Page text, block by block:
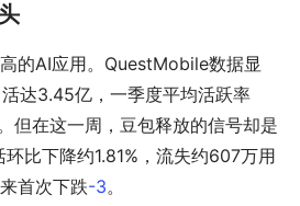
的AI应用。QuestMobile数据显
达3.45亿，一季度平均活跃率
但在这一周，豆包释放的信号却是
比下降约1.81%，流失约607万用
首次下跌-3。